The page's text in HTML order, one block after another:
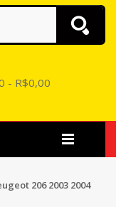
- R$0,00
206 2003 2004